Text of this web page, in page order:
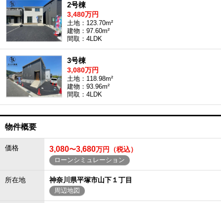
2号棟
3,480万円
土地：123.70m²
建物：97.60m²
間取：4LDK
3号棟
3,080万円
土地：118.98m²
建物：93.96m²
間取：4LDK
物件概要
価格 3,080〜3,680万円（税込）
ローンシミュレーション
所在地 神奈川県平塚市山下１丁目
周辺地図